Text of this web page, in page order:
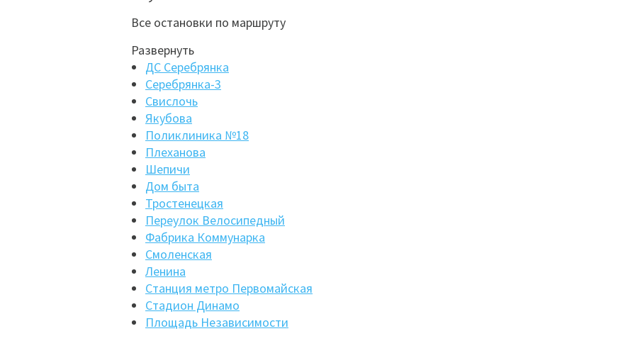
Все остановки по маршруту
Развернуть
ДС Серебрянка
Серебрянка-3
Свислочь
Якубова
Поликлиника №18
Плеханова
Шепичи
Дом быта
Тростенецкая
Переулок Велосипедный
Фабрика Коммунарка
Смоленская
Ленина
Станция метро Первомайская
Стадион Динамо
Площадь Независимости